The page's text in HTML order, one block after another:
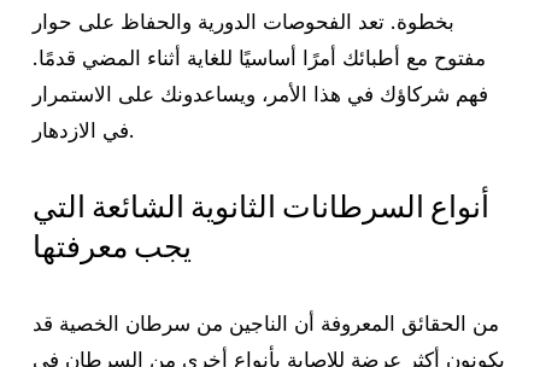
بخطوة. تعد الفحوصات الدورية والحفاظ على حوار
مفتوح مع أطبائك أمرًا أساسيًا للغاية أثناء المضي قدمًا.
فهم شركاؤك في هذا الأمر، ويساعدونك على الاستمرار
في الازدهار.
أنواع السرطانات الثانوية الشائعة التي
يجب معرفتها
من الحقائق المعروفة أن الناجين من سرطان الخصية قد
يكونون أكثر عرضة للإصابة بأنواع أخرى من السرطان في